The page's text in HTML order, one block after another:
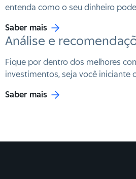
entenda como o seu dinheiro
Saber mais
Análise e
Fique por dentro dos melhores
investimentos, seja você iniciante
Saber mais